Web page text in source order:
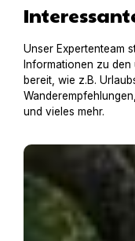
Unser Expertenteam
Informationen zu
bereit, wie z.B.
und vieles mehr.
Wandern im